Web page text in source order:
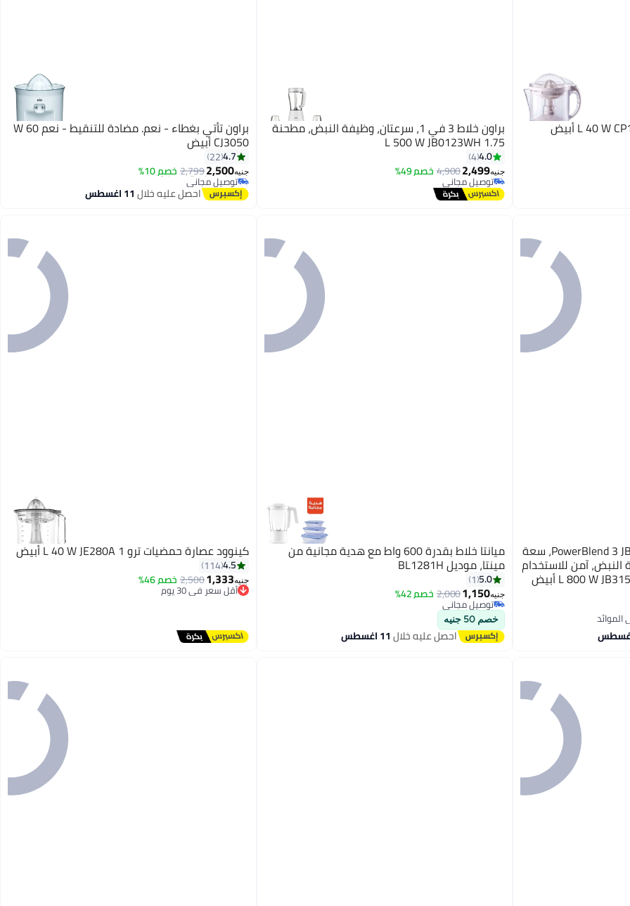
براون خلاط 3 في 1، سرعتان، وظيفة النبض، مطحنة
1.75 L 500 W JB0123WH
4.0
4
جنيه2,499
4,900خصم 49% توصيل مجاني
بتخلّص بسرعة
توصيل مجاني
براون تأتي بغطاء - نعم. مضادة للتنقيط - نعم 60 W
CJ3050 أبيض
4.7
22
جنيه2,500
2,799 خصم 10%
#5 في العصارات
أقل سعر في 30 يوم
توصيل مجاني
#5 في العصارات احصل عليه خلال11 اغسطس
براون خلاط الطاولة PowerBlend 3 JB3150WH، سعة
وظيفة النبض، آمن للاستخدام
ميانتا خلاط بقدرة 600 واط مع هدية مجانية من
مينتا، موديل BL1281H
5.0
1
جنيه1,150
2,000خصم 42%
توصيل مجاني
توصيل مجاني
خصم 50 جنيه
احصل عليه خلال11 اغسطس
كينوود عصارة حمضيات ترو 1 L 40 W JE280A أبيض
4.5
114
جنيه1,333
2,500 خصم 46% أقل سعر في 30 يوم
توصيل مجاني